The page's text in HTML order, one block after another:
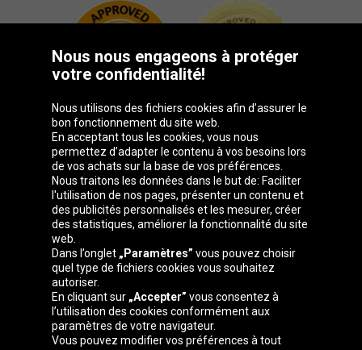
Groupe Oponeo
Česká
republika
Deutschland Éire España
France Italia Magyarország Nederland
Nous nous engageons à protéger
votre confidentialité!
Nous utilisons des fichiers cookies afin d’assurer le
bon fonctionnement du site web.
En acceptant tous les cookies, vous nous
permettez d’adapter le contenu à vos besoins lors
de vos achats sur la base de vos préférences.
Nous traitons les données dans le but de: Faciliter
l'utilisation de nos pages, présenter un contenu et
des publicités personnalisés et les mesurer, créer
des statistiques, améliorer la fonctionnalité du site
web.
Dans l’onglet „Paramètres” vous pouvez choisir
quel type de fichiers cookies vous souhaitez
autoriser.
En cliquant sur „Accepter” vous consentez à
l’utilisation des cookies conformément aux
paramètres de votre navigateur.
Vous pouvez modifier vos préférences à tout